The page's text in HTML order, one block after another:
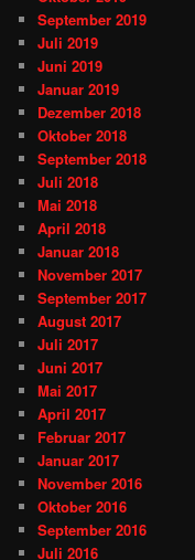
September 2019
Juli 2019
Juni 2019
Januar 2019
Dezember 2018
Oktober 2018
September 2018
Juli 2018
Mai 2018
April 2018
Januar 2018
November 2017
September 2017
August 2017
Juli 2017
Juni 2017
Mai 2017
April 2017
Februar 2017
Januar 2017
November 2016
Oktober 2016
September 2016
Juli 2016